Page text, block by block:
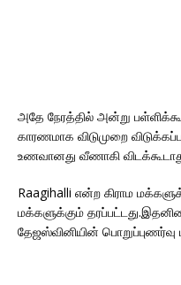
அதே நேரத்தில் அன்று
காரணமாக விடுமுறை
உணவானது வீணாகி
Raagihalli என்ற கிராம
மக்களுக்கும்
தேஜஸ்வினியின் பொறுப்புணர்வு